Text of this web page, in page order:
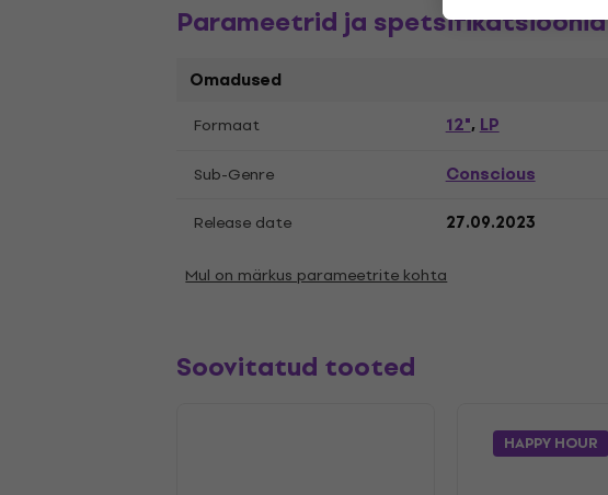
Parameetrid ja spetsifikatsioonid
Omadused
Formaat 12",LP
Sub-Genre Conscious
Release date 27.09.2023
Mul on märkus parameetrite kohta
Soovitatud tooted
HAPPY HOUR